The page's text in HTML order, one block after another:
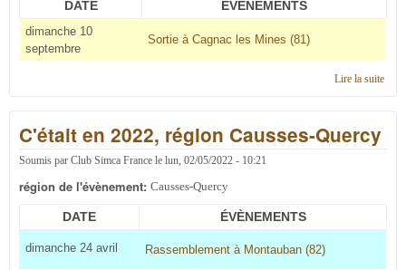
DATE ÉVÈNEMENTS
dimanche 10
septembre
Sortie à Cagnac les Mines (81)
Lire la suitede
C'était en 2022, région Causses-Quercy
Soumis par Club Simca France le lun, 02/05/2022 - 10:21
région de l'évènement: Causses-Quercy
DATE ÉVÈNEMENTS
dimanche 24 avril Rassemblement à Montauban (82)